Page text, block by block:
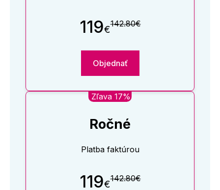
119€142.80€
Objednať
Zľava 17%
Ročné
Platba faktúrou
119€142.80€